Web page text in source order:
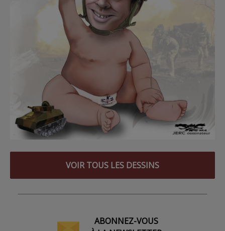
VOIR TOUS LES DESSINS
ABONNEZ-VOUS